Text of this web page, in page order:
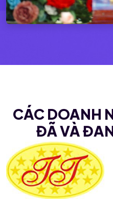
CÁC DOANH
ĐÃ VÀ